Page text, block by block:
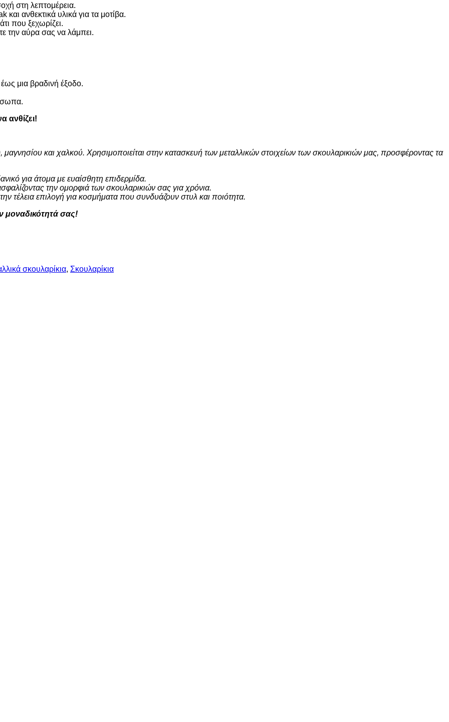
στη λεπτομέρεια.
και ανθεκτικά υλικά για τα μοτίβα.
που ξεχωρίζει.
την αύρα σας να λάμπει.
μια βραδινή έξοδο.
ανθίζει!
και χαλκού. Χρησιμοποιείται στην κατασκευή των μεταλλικών στοιχείων των σκουλαρικιών μας, προσφέροντας τα
για άτομα με ευαίσθητη επιδερμίδα.
την ομορφιά των σκουλαρικιών σας για χρόνια.
τέλεια επιλογή για κοσμήματα που συνδυάζουν στυλ και ποιότητα.
μοναδικότητά σας!
σκουλαρίκια, Σκουλαρίκια